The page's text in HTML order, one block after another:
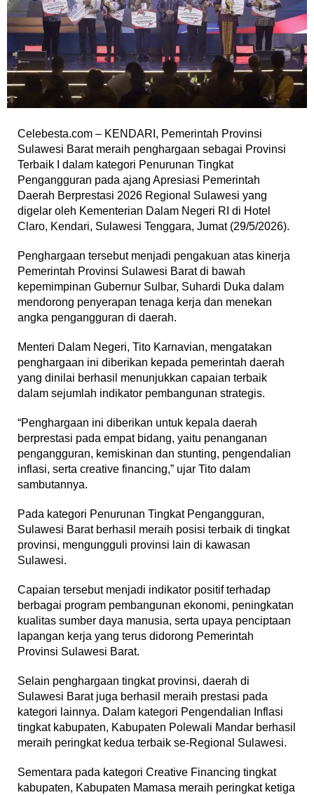
Celebesta.com – KENDARI, Pemerintah Provinsi
Sulawesi Barat meraih penghargaan sebagai Provinsi
Terbaik I dalam kategori Penurunan Tingkat
Pengangguran pada ajang Apresiasi Pemerintah
Daerah Berprestasi 2026 Regional Sulawesi yang
digelar oleh Kementerian Dalam Negeri RI di Hotel
Claro, Kendari, Sulawesi Tenggara, Jumat (29/5/2026).
Penghargaan tersebut menjadi pengakuan atas kinerja
Pemerintah Provinsi Sulawesi Barat di bawah
kepemimpinan Gubernur Sulbar, Suhardi Duka dalam
mendorong penyerapan tenaga kerja dan menekan
angka pengangguran di daerah.
Menteri Dalam Negeri, Tito Karnavian, mengatakan
penghargaan ini diberikan kepada pemerintah daerah
yang dinilai berhasil menunjukkan capaian terbaik
dalam sejumlah indikator pembangunan strategis.
“Penghargaan ini diberikan untuk kepala daerah
berprestasi pada empat bidang, yaitu penanganan
pengangguran, kemiskinan dan stunting, pengendalian
inflasi, serta creative financing,” ujar Tito dalam
sambutannya.
Pada kategori Penurunan Tingkat Pengangguran,
Sulawesi Barat berhasil meraih posisi terbaik di tingkat
provinsi, mengungguli provinsi lain di kawasan
Sulawesi.
Capaian tersebut menjadi indikator positif terhadap
berbagai program pembangunan ekonomi, peningkatan
kualitas sumber daya manusia, serta upaya penciptaan
lapangan kerja yang terus didorong Pemerintah
Provinsi Sulawesi Barat.
Selain penghargaan tingkat provinsi, daerah di
Sulawesi Barat juga berhasil meraih prestasi pada
kategori lainnya. Dalam kategori Pengendalian Inflasi
tingkat kabupaten, Kabupaten Polewali Mandar berhasil
meraih peringkat kedua terbaik se-Regional Sulawesi.
Sementara pada kategori Creative Financing tingkat
kabupaten, Kabupaten Mamasa meraih peringkat ketiga